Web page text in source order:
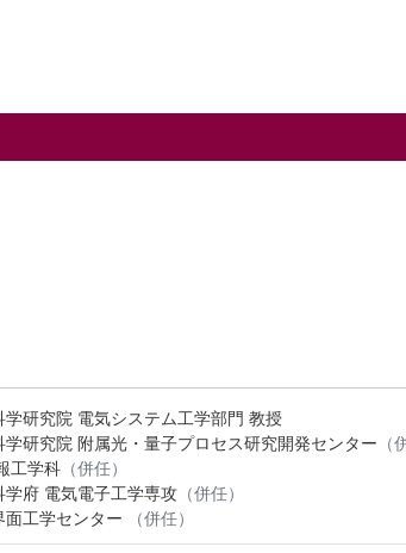
学研究院 電気システム工学部門 教授
学研究院 附属光・量子プロセス研究開発センター （
工学科 （併任）
学府 電気電子工学専攻 （併任）
面工学センター
（併任）